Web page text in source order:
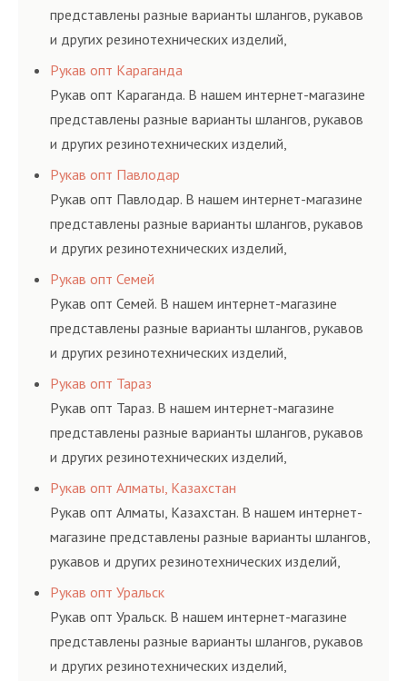
представлены разные варианты шлангов, рукавов
и других резинотехнических изделий,
соответствующих ГОСТам, техническим условиям
и нормативам.
Рукав опт Караганда
Рукав опт Караганда. В нашем интернет-магазине
представлены разные варианты шлангов, рукавов
и других резинотехнических изделий,
соответствующих ГОСТам, техническим условиям
и нормативам.
Рукав опт Павлодар
Рукав опт Павлодар. В нашем интернет-магазине
представлены разные варианты шлангов, рукавов
и других резинотехнических изделий,
соответствующих ГОСТам, техническим условиям
и нормативам.
Рукав опт Семей
Рукав опт Семей. В нашем интернет-магазине
представлены разные варианты шлангов, рукавов
и других резинотехнических изделий,
соответствующих ГОСТам, техническим условиям
и нормативам.
Рукав опт Тараз
Рукав опт Тараз. В нашем интернет-магазине
представлены разные варианты шлангов, рукавов
и других резинотехнических изделий,
соответствующих ГОСТам, техническим условиям
и нормативам.
Рукав опт Алматы, Казахстан
Рукав опт Алматы, Казахстан. В нашем интернет-
магазине представлены разные варианты шлангов,
рукавов и других резинотехнических изделий,
соответствующих ГОСТам, техническим условиям
и нормативам.
Рукав опт Уральск
Рукав опт Уральск. В нашем интернет-магазине
представлены разные варианты шлангов, рукавов
и других резинотехнических изделий,